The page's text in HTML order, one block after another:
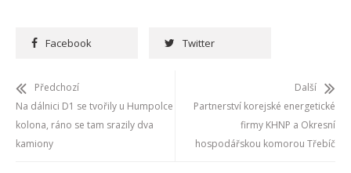
Facebook Twitter
Předchozí
Na dálnici D1 se tvořily u Humpolce
kolona, ráno se tam srazily dva
kamiony
Další
Partnerství korejské energetické
firmy KHNP a Okresní
hospodářskou komorou Třebíč